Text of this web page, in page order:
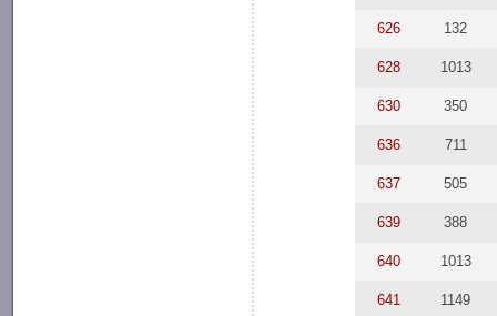
626 132
628 1013
630 350
636 711
637 505
639 388
640 1013
641 1149